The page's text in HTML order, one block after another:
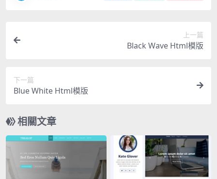
上一篇
Black Wave Html模版
下一篇
Blue White Html模版
相關文章